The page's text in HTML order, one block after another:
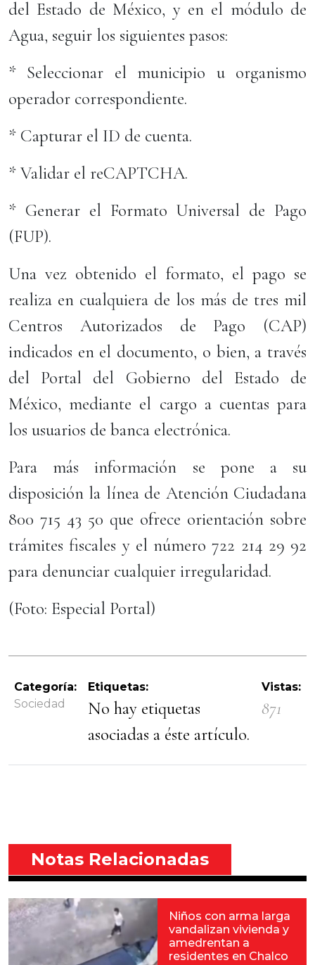
del Estado de México, y en el módulo de
Agua, seguir los siguientes pasos:
* Seleccionar el municipio u organismo
operador correspondiente.
* Capturar el ID de cuenta.
* Validar el reCAPTCHA.
* Generar el Formato Universal de Pago
(FUP).
Una vez obtenido el formato, el pago se
realiza en cualquiera de los más de tres mil
Centros Autorizados de Pago (CAP)
indicados en el documento, o bien, a través
del Portal del Gobierno del Estado de
México, mediante el cargo a cuentas para
los usuarios de banca electrónica.
Para más información se pone a su
disposición la línea de Atención Ciudadana
800 715 43 50 que ofrece orientación sobre
trámites fiscales y el número 722 214 29 92
para denunciar cualquier irregularidad.
(Foto: Especial Portal)
Categoría:
Sociedad
Etiquetas:
No hay etiquetas
asociadas a éste artículo.
Vistas:
871
Notas Relacionadas
Niños con arma larga
vandalizan vivienda y
amedrentan a
residentes en Chalco